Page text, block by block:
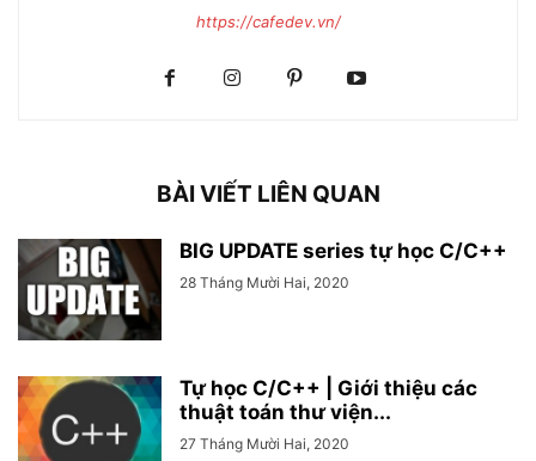
https://cafedev.vn/
BÀI VIẾT LIÊN QUAN
BIG UPDATE series tự học C/C++
28 Tháng Mười Hai, 2020
Tự học C/C++ | Giới thiệu các
thuật toán thư viện...
27 Tháng Mười Hai, 2020